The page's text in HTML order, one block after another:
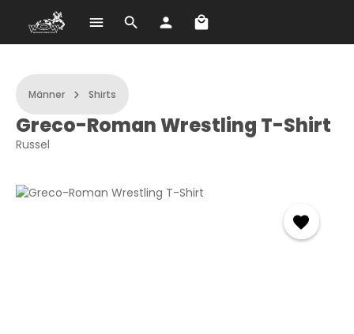
Zum Hauptinhalt springen Warenkorb enthält 0
Männer Shirts
Greco-Roman Wrestling T-Shirt
Russel